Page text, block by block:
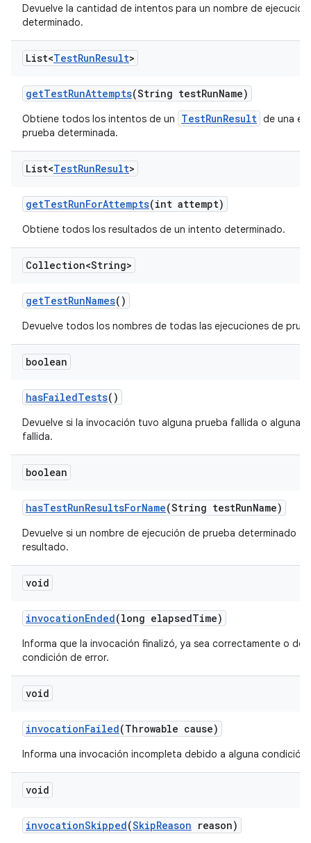
Devuelve la cantidad de intentos para un nombre de
determinado.
List<TestRunResult>
getTestRunAttempts(String testRunName)
Obtiene todos los intentos de un TestRunResult de una
prueba determinada.
List<TestRunResult>
getTestRunForAttempts(int attempt)
Obtiene todos los resultados de un intento determinado.
Collection<String>
getTestRunNames()
Devuelve todos los nombres de todas las ejecuciones de
boolean
hasFailedTests()
Devuelve si la invocación tuvo alguna prueba fallida o alguna
fallida.
boolean
hasTestRunResultsForName(String testRunName)
Devuelve si un nombre de ejecución de prueba determinado
resultado.
void
invocationEnded(long elapsedTime)
Informa que la invocación finalizó, ya sea correctamente o
condición de error.
void
invocationFailed(Throwable cause)
Informa una invocación incompleta debido a alguna condición
void
invocationSkipped(SkipReason reason)